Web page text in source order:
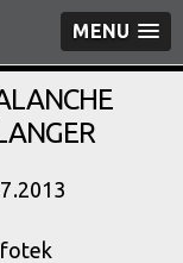
MENU
fotek